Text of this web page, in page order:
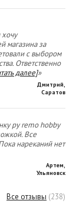
магазина за
с выбором
Ответственно
далее]»
Дмитрий,
Саратов
ру remo hobby
Все
нареканий нет
Артем,
Ульяновск
Все отзывы (238)